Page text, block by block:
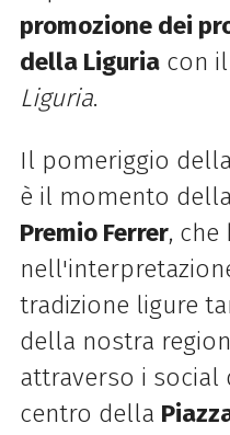
promozione dei
della Liguriacon il
Liguria.
Il pomeriggio della
è il momento
Premio Ferrer, che
tradizione ligure
della nostra
attraverso i social
centro della